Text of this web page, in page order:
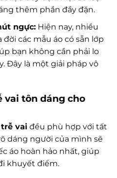
thêm phần đầy đặn.
ngực:Hiện nay, nhiều
các mẫu áo có sẵn lớp
bạn không cần phải lo
Đây là một giải pháp vô
vai tôn dáng cho
vai đều phù hợp với tất
dáng người của mình sẽ
áo hoàn hảo nhất, giúp
khuyết điểm.